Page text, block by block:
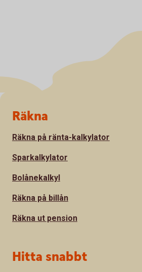
Sidfot
Räkna
Räkna på ränta-kalkylator
Sparkalkylator
Bolånekalkyl
Räkna på billån
Räkna ut pension
Hitta snabbt